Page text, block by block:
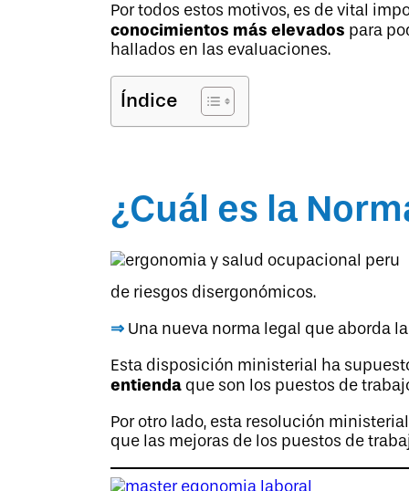
Por todos estos motivos, es de vital
conocimientos más elevados para
hallados en las evaluaciones.
Índice
¿Cuál es la
de riesgos disergonómicos.
⇒ Una nueva norma legal que aborda
Esta disposición ministerial ha
entienda que son los puestos de
Por otro lado, esta resolución
que las mejoras de los puestos de